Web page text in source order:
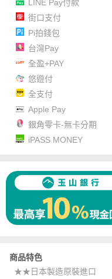
LINE Pay付款
街口支付
Pi拍錢包
台灣Pay
全盈+PAY
悠遊付
全支付
Apple Pay
銀角零卡-無卡分期
iPASS MONEY
商品特色
★★日本製造原裝進口